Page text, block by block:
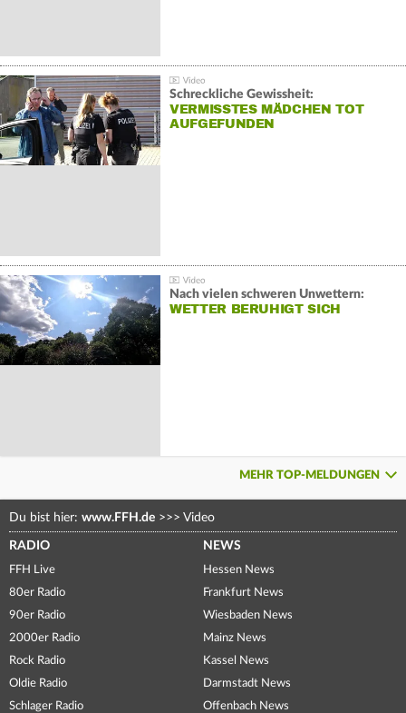
Schreckliche Gewissheit:
VERMISSTES MÄDCHEN TOT
AUFGEFUNDEN
Nach vielen schweren Unwettern:
WETTER BERUHIGT SICH
MEHR TOP-MELDUNGEN
Du bist hier: www.FFH.de >>> Video
RADIO
FFH Live
80er Radio
90er Radio
2000er Radio
Rock Radio
Oldie Radio
Schlager Radio
NEWS
Hessen News
Frankfurt News
Wiesbaden News
Mainz News
Kassel News
Darmstadt News
Offenbach News